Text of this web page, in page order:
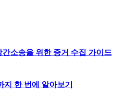
소송을 위한 증거 수집 가이드
한 번에 알아보기